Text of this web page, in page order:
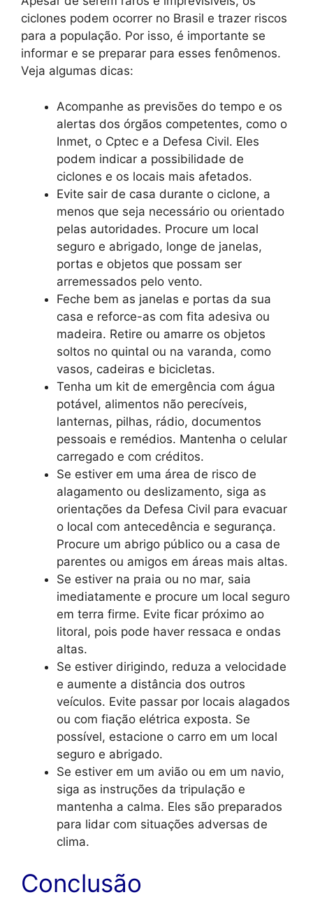
ciclones podem ocorrer no Brasil e trazer riscos
para a população. Por isso, é importante se
informar e se preparar para esses fenômenos.
Veja algumas dicas:
Acompanhe as previsões do tempo e os
alertas dos órgãos competentes, como o
Inmet, o Cptec e a Defesa Civil. Eles
podem indicar a possibilidade de
ciclones e os locais mais afetados.
Evite sair de casa durante o ciclone, a
menos que seja necessário ou orientado
pelas autoridades. Procure um local
seguro e abrigado, longe de janelas,
portas e objetos que possam ser
arremessados pelo vento.
Feche bem as janelas e portas da sua
casa e reforce-as com fita adesiva ou
madeira. Retire ou amarre os objetos
soltos no quintal ou na varanda, como
vasos, cadeiras e bicicletas.
Tenha um kit de emergência com água
potável, alimentos não perecíveis,
lanternas, pilhas, rádio, documentos
pessoais e remédios. Mantenha o celular
carregado e com créditos.
Se estiver em uma área de risco de
alagamento ou deslizamento, siga as
orientações da Defesa Civil para evacuar
o local com antecedência e segurança.
Procure um abrigo público ou a casa de
parentes ou amigos em áreas mais altas.
Se estiver na praia ou no mar, saia
imediatamente e procure um local seguro
em terra firme. Evite ficar próximo ao
litoral, pois pode haver ressaca e ondas
altas.
Se estiver dirigindo, reduza a velocidade
e aumente a distância dos outros
veículos. Evite passar por locais alagados
ou com fiação elétrica exposta. Se
possível, estacione o carro em um local
seguro e abrigado.
Se estiver em um avião ou em um navio,
siga as instruções da tripulação e
mantenha a calma. Eles são preparados
para lidar com situações adversas de
clima.
Conclusão